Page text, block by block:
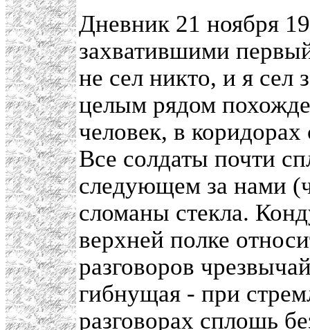
Дневник 21 ноября
захватившими
не сел никто, и я сел
целым рядом
человек, в
Все солдаты почти
следующем за нами
сломаны стекла.
верхней полке
разговоров
гибнущая - при
разговорах сплошь